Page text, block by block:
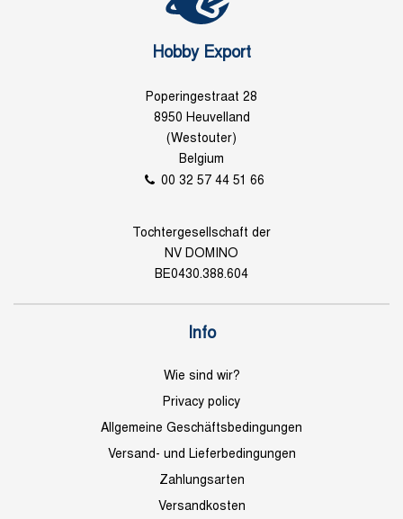
Hobby Export
Poperingestraat 28
8950 Heuvelland
(Westouter)
Belgium
00 32 57 44 51 66
Tochtergesellschaft der
NV DOMINO
BE0430.388.604
Info
Wie sind wir?
Privacy policy
Allgemeine Geschäftsbedingungen
Versand- und Lieferbedingungen
Zahlungsarten
Versandkosten